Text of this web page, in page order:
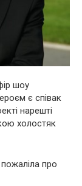
шоу
є співак
нарешті
холостяк
про